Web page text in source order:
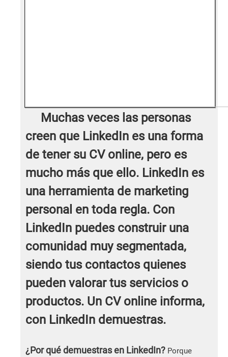
Muchas veces las personas
creen que LinkedIn es una forma
de tener su CV online, pero es
mucho más que ello. LinkedIn es
una herramienta de marketing
personal en toda regla. Con
LinkedIn puedes construir una
comunidad muy segmentada,
siendo tus contactos quienes
pueden valorar tus servicios o
productos. Un CV online informa,
con LinkedIn demuestras.
¿Por qué demuestras en LinkedIn? Porque